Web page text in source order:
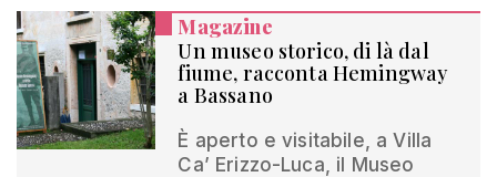
Magazine
Un museo storico, di là dal
fiume, racconta Hemingway
a Bassano
È aperto e visitabile, a Villa
Ca’ Erizzo-Luca, il Museo